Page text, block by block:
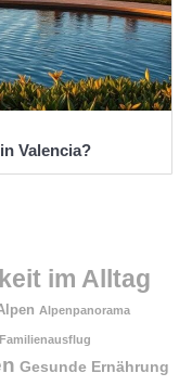
Valencia?
im Alltag
Alpenpanorama
Familienausflug
Gesunde Ernährung